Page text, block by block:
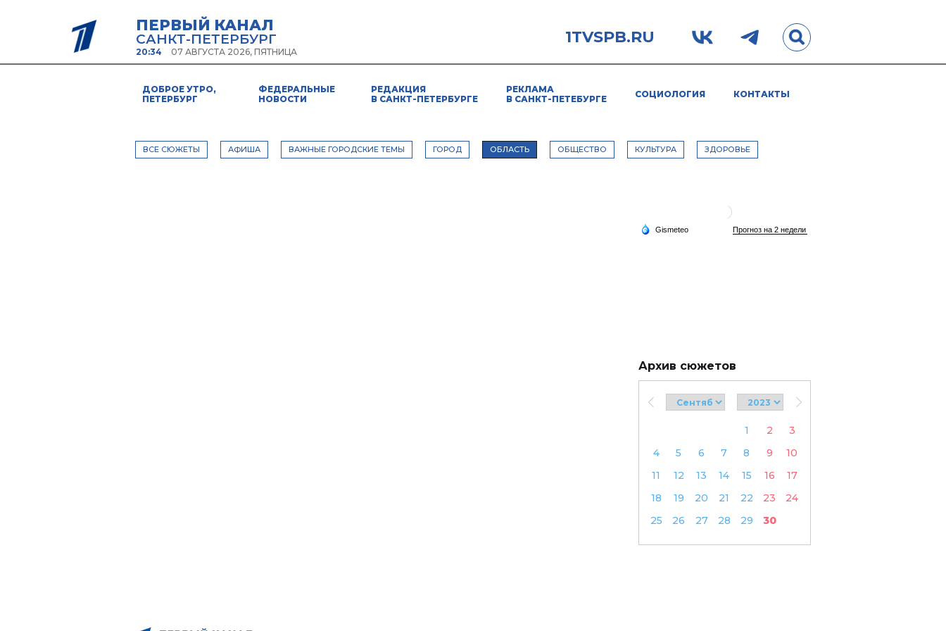
ПЕРВЫЙ КАНАЛ
САНКТ-ПЕТЕРБУРГ
20:34 07 АВГУСТА 2026, ПЯТНИЦА
1TVSPB.RU
ДОБРОЕ УТРО,
ПЕТЕРБУРГ
ФЕДЕРАЛЬНЫЕ
НОВОСТИ
РЕДАКЦИЯ
В САНКТ-ПЕТЕРБУРГЕ
РЕКЛАМА
В САНКТ-ПЕТЕБУРГЕ
СОЦИОЛОГИЯ КОНТАКТЫ
ВСЕ СЮЖЕТЫ АФИША ВАЖНЫЕ ГОРОДСКИЕ ТЕМЫ ГОРОД ОБЛАСТЬ ОБЩЕСТВО КУЛЬТУРА ЗДОРОВЬЕ
Архив сюжетов
1 2
3
4
5 6 7 8 9
10
11
12 13 14 15 16
17
18
19 20 21 22 23
24
25
26 27 28 29 30